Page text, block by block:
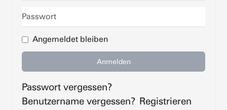
Passwort
Angemeldet bleiben
Anmelden
Passwort vergessen?
Benutzername vergessen? Registrieren